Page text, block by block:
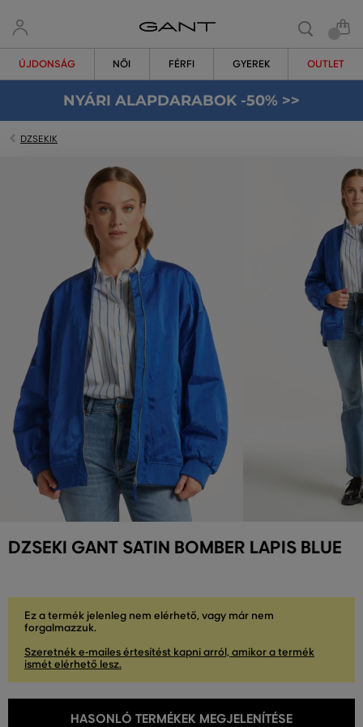
ÚJDONSÁG NŐI FÉRFI GYEREK OUTLET
NYÁRI ALAPDARABOK -50% >>
DZSEKIK
DZSEKI GANT SATIN BOMBER LAPIS BLUE
Ez a termék jelenleg nem elérhető, vagy már nem
forgalmazzuk.
Szeretnék e-mailes értesítést kapni arról, amikor a termék
ismét elérhető lesz.
HASONLÓ TERMÉKEK MEGJELENÍTÉSE